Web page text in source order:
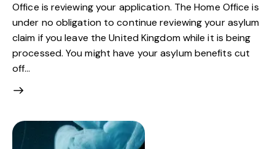
Office is reviewing your application. The Home Office is
under no obligation to continue reviewing your asylum
claim if you leave the United Kingdom while it is being
processed. You might have your asylum benefits cut
off…